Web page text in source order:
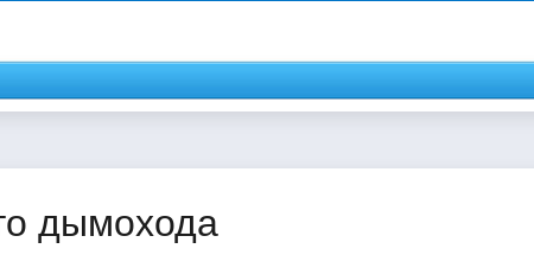
дымохода